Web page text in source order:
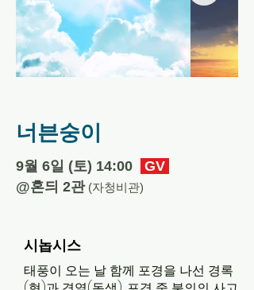
너븐숭이
​9월 6일 (토) 14:00
GV
​@혼듸 2관(자청비관)
시놉시스
태풍이 오는 날 함께 포경을 나선 경록